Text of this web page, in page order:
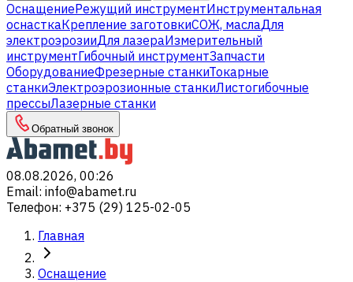
ОснащениеРежущий инструментИнструментальная
оснасткаКрепление заготовкиСОЖ, маслаДля
электроэрозииДля лазераИзмерительный
инструментГибочный инструментЗапчасти
ОборудованиеФрезерные станкиТокарные
станкиЭлектроэрозионные станкиЛистогибочные
прессыЛазерные станки
Обратный звонок
08.08.2026, 00:26
Email: info@abamet.ru
Телефон: +375 (29) 125-02-05
Главная
Оснащение